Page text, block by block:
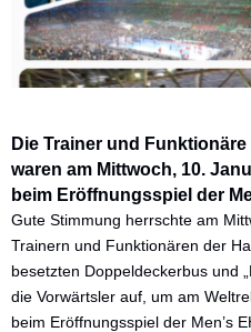
Die Trainer und
waren am Mittwoch, 10.
beim Eröffnungsspiel der
Gute Stimmung herrschte am
Trainern und Funktionären der
besetzten Doppeldeckerbus und
die Vorwärtsler auf, um am
beim Eröffnungsspiel der Men’s